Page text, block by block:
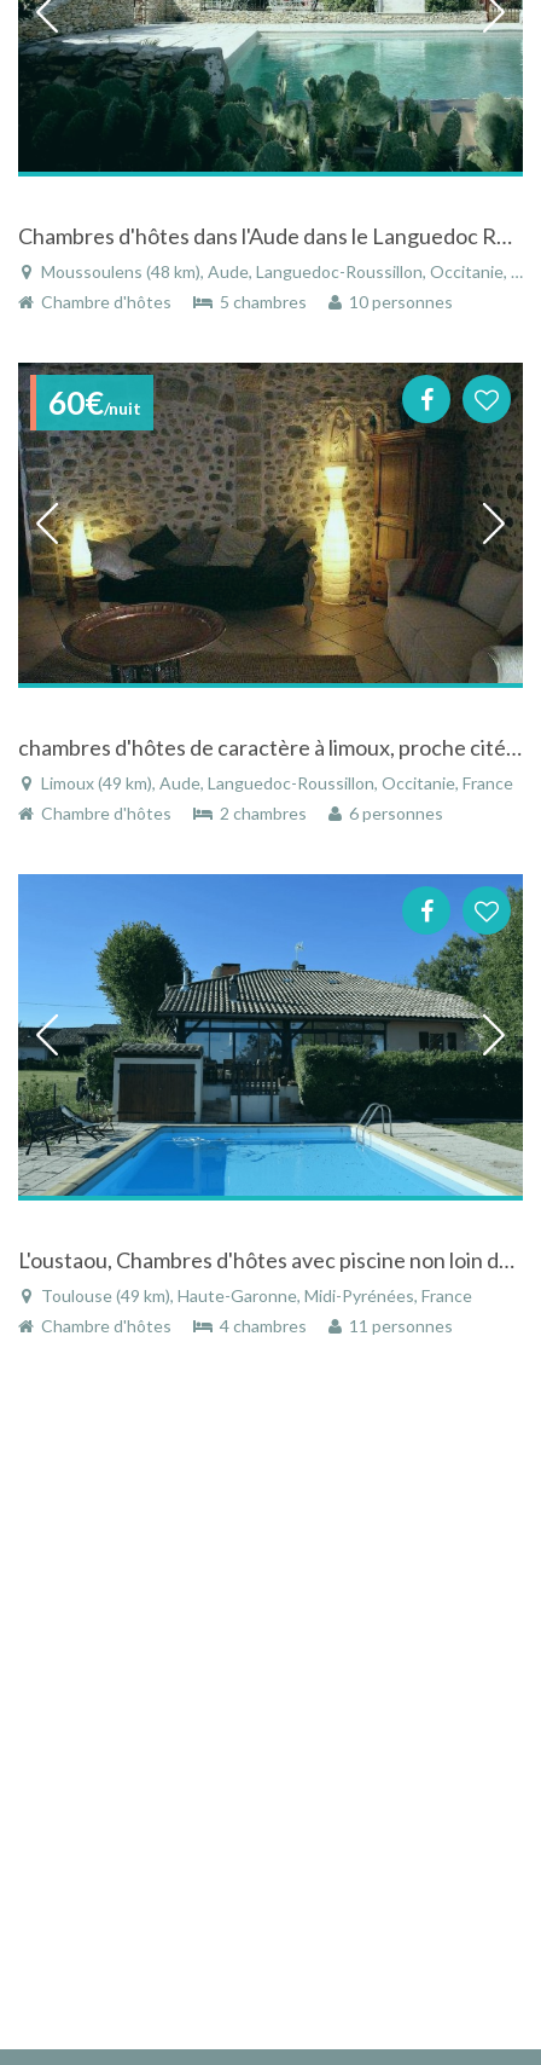
Chambres d'hôtes dans l'Aude dans le Languedoc Roussillon
Moussoulens (48 km), Aude, Languedoc-Roussillon, Occitanie, France
Chambre d'hôtes
5 chambres 10 personnes
60€/nuit
chambres d'hôtes de caractère à limoux, proche cité de carcassonne, canal du midi, chateaux cathares
Limoux (49 km), Aude, Languedoc-Roussillon, Occitanie, France
Chambre d'hôtes
2 chambres 6 personnes
L'oustaou, Chambres d'hôtes avec piscine non loin de Toulouse (au sud)
Toulouse (49 km), Haute-Garonne, Midi-Pyrénées, France
Chambre d'hôtes
4 chambres 11 personnes